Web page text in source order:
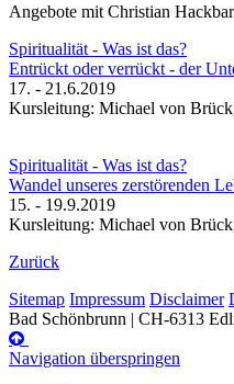
Angebote mit Christian
Spiritualität - Was ist das?
Entrückt oder verrückt - der
17. - 21.6.2019
Kursleitung: Michael von
Spiritualität - Was ist das?
Wandel unseres zerstörenden
15. - 19.9.2019
Kursleitung: Michael von
Zurück
Sitemap Impressum Disclaimer
Bad Schönbrunn | CH-6313
Navigation überspringen